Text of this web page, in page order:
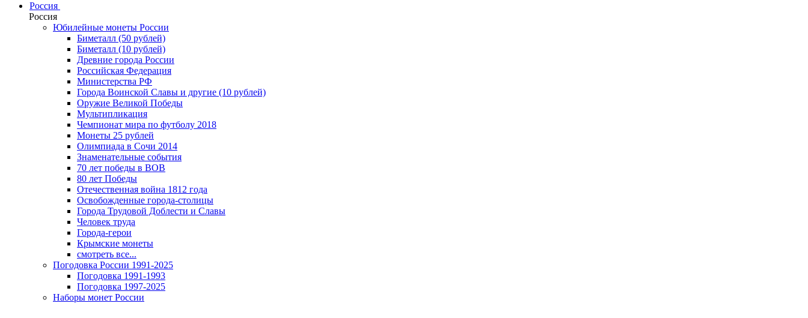
Россия
Россия
Юбилейные монеты России
Биметалл (50 рублей)
Биметалл (10 рублей)
Древние города России
Российская Федерация
Министерства РФ
Города Воинской Славы и другие (10 рублей)
Оружие Великой Победы
Мультипликация
Чемпионат мира по футболу 2018
Монеты 25 рублей
Олимпиада в Сочи 2014
Знаменательные события
70 лет победы в ВОВ
80 лет Победы
Отечественная война 1812 года
Освобожденные города-столицы
Города Трудовой Доблести и Славы
Человек труда
Города-герои
Крымские монеты
смотреть все...
Погодовка России 1991-2025
Погодовка 1991-1993
Погодовка 1997-2025
Наборы монет России